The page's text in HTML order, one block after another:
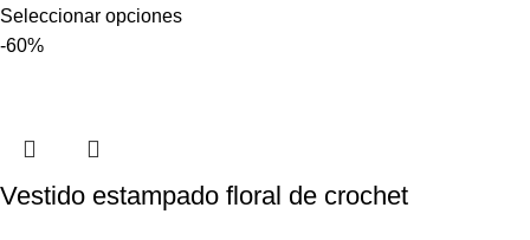
Seleccionar opciones
-60%
Vestido estampado floral de crochet